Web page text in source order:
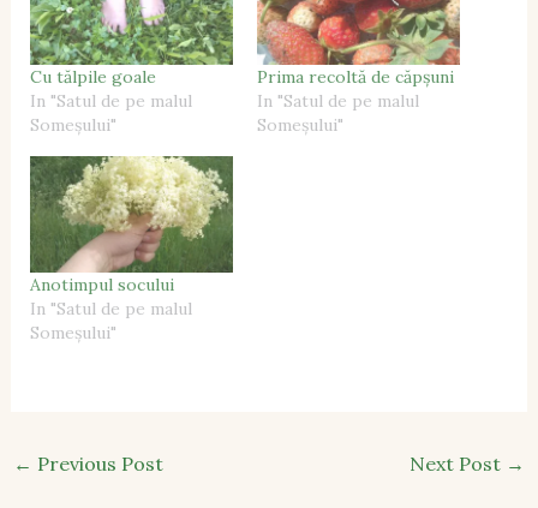
Cu tălpile goale
In "Satul de pe malul
Someșului"
Prima recoltă de căpșuni
In "Satul de pe malul
Someșului"
Anotimpul socului
In "Satul de pe malul
Someșului"
← Previous Post Next Post →